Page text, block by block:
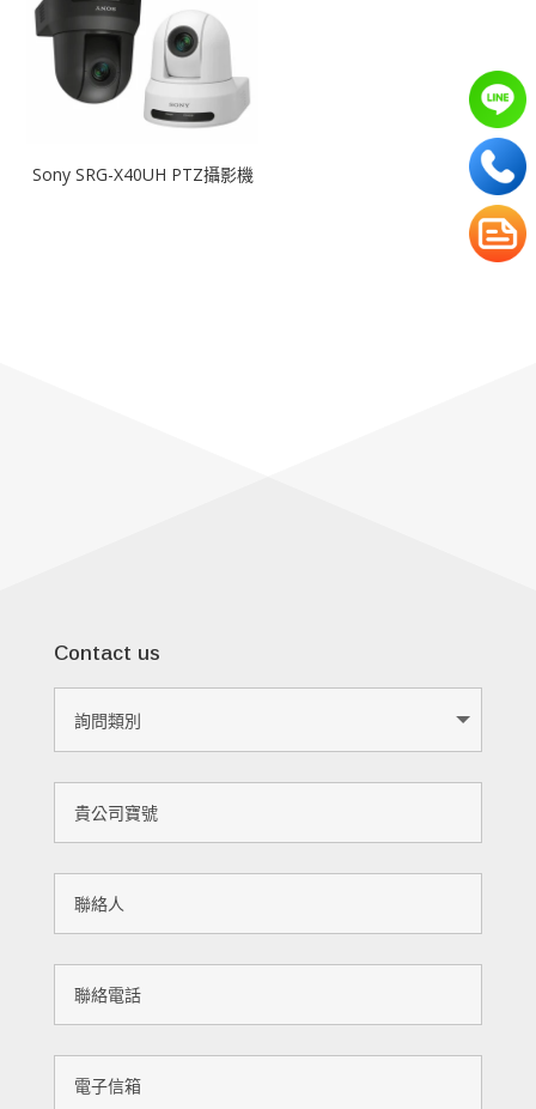
Sony SRG-X40UH PTZ攝影機
Contact us